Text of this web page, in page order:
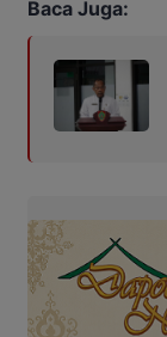
Baca Juga: